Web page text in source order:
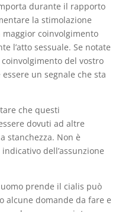
durante il rapporto
la stimolazione
coinvolgimento
l’atto sessuale. Se notate
del vostro
un segnale che sta
che questi
dovuti ad altre
stanchezza. Non è
dell’assunzione
prende il cialis può
alcune domande da fare e